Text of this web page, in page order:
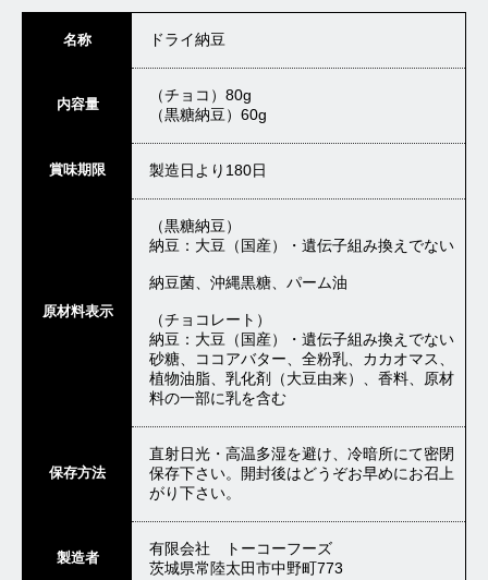
名称 ドライ納豆
内容量
（チョコ）80g
（黒糖納豆）60g
賞味期限 製造日より180日
原材料表示
（黒糖納豆）
納豆：大豆（国産）・遺伝子組み換えでない
納豆菌、沖縄黒糖、パーム油
（チョコレート）
納豆：大豆（国産）・遺伝子組み換えでない
砂糖、ココアバター、全粉乳、カカオマス、
植物油脂、乳化剤（大豆由来）、香料、原材
料の一部に乳を含む
保存方法
直射日光・高温多湿を避け、冷暗所にて密閉
保存下さい。開封後はどうぞお早めにお召上
がり下さい。
製造者
有限会社 トーコーフーズ
茨城県常陸太田市中野町773